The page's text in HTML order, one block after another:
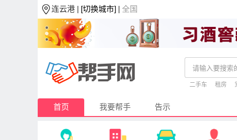
连云港 | [切换城市] |全国
二手车 租房
首页 我要帮手 告示